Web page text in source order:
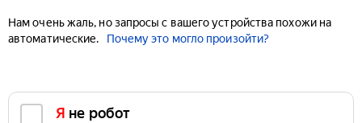
Нам очень жаль, но запросы с вашего устройства похожи на
автоматические.
Почему это могло произойти?
Я не робот